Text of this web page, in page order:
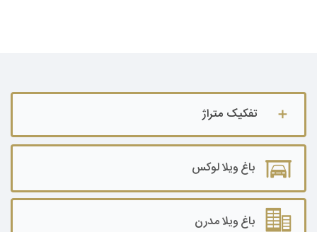
تفکیک متراژ
باغ ویلا ۵۰۰ تا ۱۰۰۰ متر
باغ ویلا ۱۰۰۰ تا ۲۰۰۰ متر
باغ ویلا لوکس
باغ ویلا مدرن